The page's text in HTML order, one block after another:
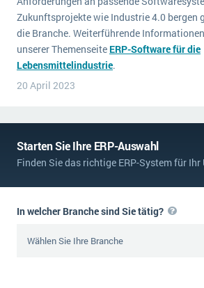
Zukunftsprojekte wie Industrie 4.0 bergen
die Branche. Weiterführende
unserer Themenseite ERP-Software für die
Lebensmittelindustrie.
20 April 2023
Starten Sie Ihre ERP-Auswahl
Finden Sie das richtige ERP-System für Ihr
In welcher Branche sind Sie tätig?